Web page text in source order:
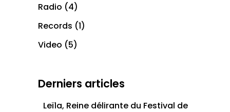
Radio (4)
Records (1)
Video (5)
Derniers articles
Leïla, Reine délirante du Festival de